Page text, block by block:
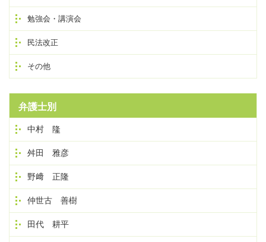
勉強会・講演会
民法改正
その他
弁護士別
中村 隆
舛田 雅彦
野﨑 正隆
仲世古 善樹
田代 耕平